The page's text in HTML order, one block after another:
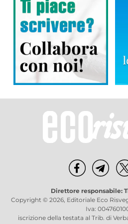
Direttore responsabile:
Copyright © 2026, Editoriale Eco
Iva:
iscrizione della testata al Trib. di